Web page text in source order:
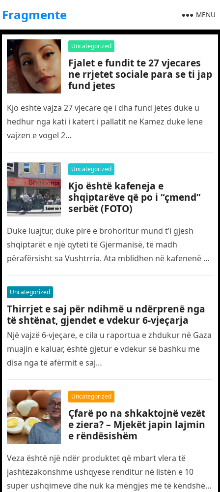
Fragmente MENU
Uncategorized
Fjalet e fundit te 27 vjecares
ne rrjetet sociale para se ti jap
fund jetes
Kjo eshte vajza 27 vjecare qe i dha fund jetes duke u
hedhur nga kati i katert i pallatit ne Kamez duke lene
vajzen e vogel 2…
Uncategorized
Kjo është kafeneja e
shqiptarëve që po i “çmend”
serbët (FOTO)
Duke luajtur, duke pirë e brohoritur mund t’i gjesh
shqiptarët e një qyteti të Gjermanisë, të madh
përafërsisht sa Vushtrria. Ata mblidhen në kafenenë e
Uncategorized
Thirrjet e saj për ndihmë u ndërprenë nga
të shtënat, gjendet e vdekur 6-vjeçarja
Një vajzë 6-vjeçare, e cila u raportua e zhdukur në Gaza
muajin e kaluar, është gjetur e vdekur së bashku me
disa nga të afërmit e saj…
Uncategorized
Çfarë po na shkaktojnë vezët
e ziera? – Mjekët japin lajmin
e rëndësishëm
Veza është një ndër produktet që mbart vlera të
jashtëzakonshme ushqyese renditur në listën e 10
super ushqimeve dhe nuk ka mëngjes më të këndshëm